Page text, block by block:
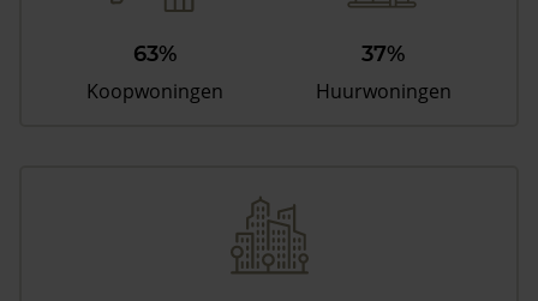
63%
Koopwoningen
37%
Huurwoningen